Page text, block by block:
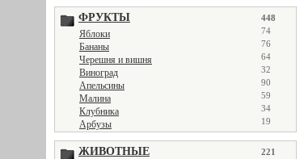
ФРУКТЫ 448
Яблоки 74
Бананы 76
Черешня и вишня 64
Виноград 32
Апельсины 90
Малина 59
Клубника 34
Арбузы 19
ЖИВОТНЫЕ 221